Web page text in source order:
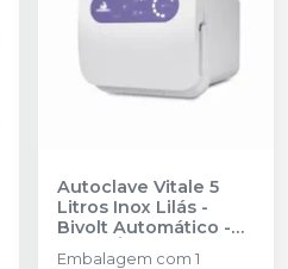
Autoclave Vitale 5
Litros Inox Lilás -
Bivolt Automático -
CRISTÓFOLI
Embalagem com 1